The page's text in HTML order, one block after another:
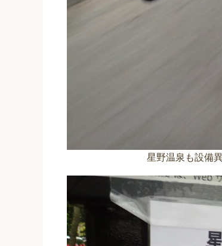
星野温泉も設備